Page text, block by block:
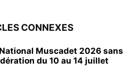
CONNEXES
Muscadet 2026 sans
du 10 au 14 juillet